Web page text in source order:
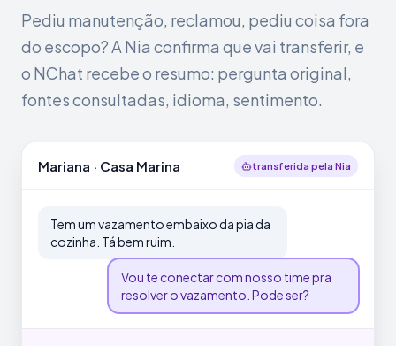
Pediu manutenção, reclamou, pediu coisa fora
do escopo? A Nia confirma que vai transferir, e
o NChat recebe o resumo: pergunta original,
fontes consultadas, idioma, sentimento.
Mariana · Casa Marina transferida pela Nia
Tem um vazamento embaixo da pia da
cozinha. Tá bem ruim.
Vou te conectar com nosso time pra
resolver o vazamento. Pode ser?